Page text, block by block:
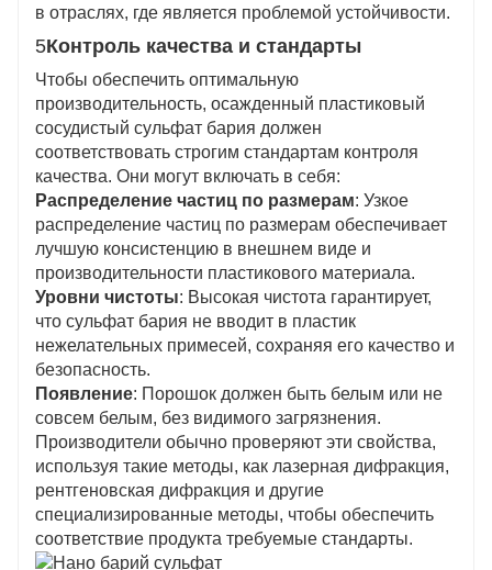
в отраслях, где является проблемой устойчивости.
5Контроль качества и стандарты
Чтобы обеспечить оптимальную
производительность, осажденный пластиковый
сосудистый сульфат бария должен
соответствовать строгим стандартам контроля
качества. Они могут включать в себя:
Распределение частиц по размерам: Узкое
распределение частиц по размерам обеспечивает
лучшую консистенцию в внешнем виде и
производительности пластикового материала.
Уровни чистоты: Высокая чистота гарантирует,
что сульфат бария не вводит в пластик
нежелательных примесей, сохраняя его качество и
безопасность.
Появление: Порошок должен быть белым или не
совсем белым, без видимого загрязнения.
Производители обычно проверяют эти свойства,
используя такие методы, как лазерная дифракция,
рентгеновская дифракция и другие
специализированные методы, чтобы обеспечить
соответствие продукта требуемые стандарты.